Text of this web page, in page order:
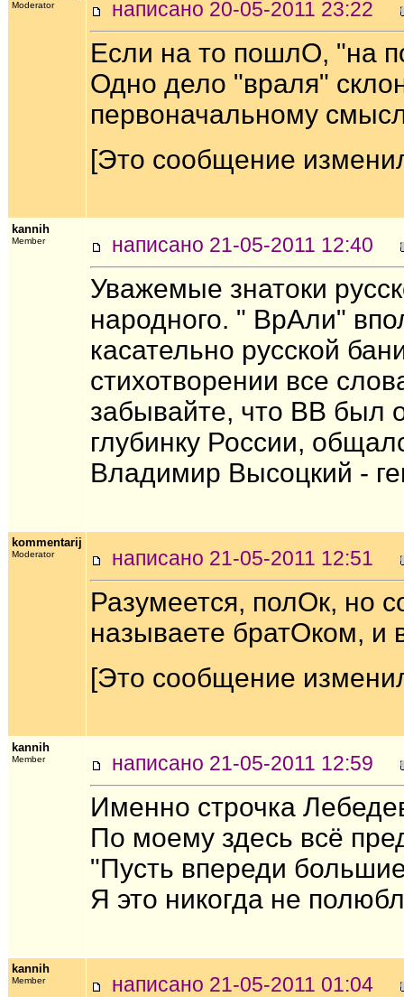
Moderator написано 20-05-2011 23:22
Если на то пошлО, "на
Одно дело "враля"
первоначальному
[Это сообщение
kannih
Member написано 21-05-2011 12:40
Уважемые знатоки
народного. " ВрАли"
касательно русской
стихотворении все
забывайте, что ВВ был
глубинку России,
Владимир Высоцкий -
kommentarij
Moderator написано 21-05-2011 12:51
Разумеется, полОк, но
называете братOком, и
[Это сообщение
kannih
Member написано 21-05-2011 12:59
Именно строчка
По моему здесь всё
"Пусть впереди
Я это никогда не
kannih
Member написано 21-05-2011 01:04